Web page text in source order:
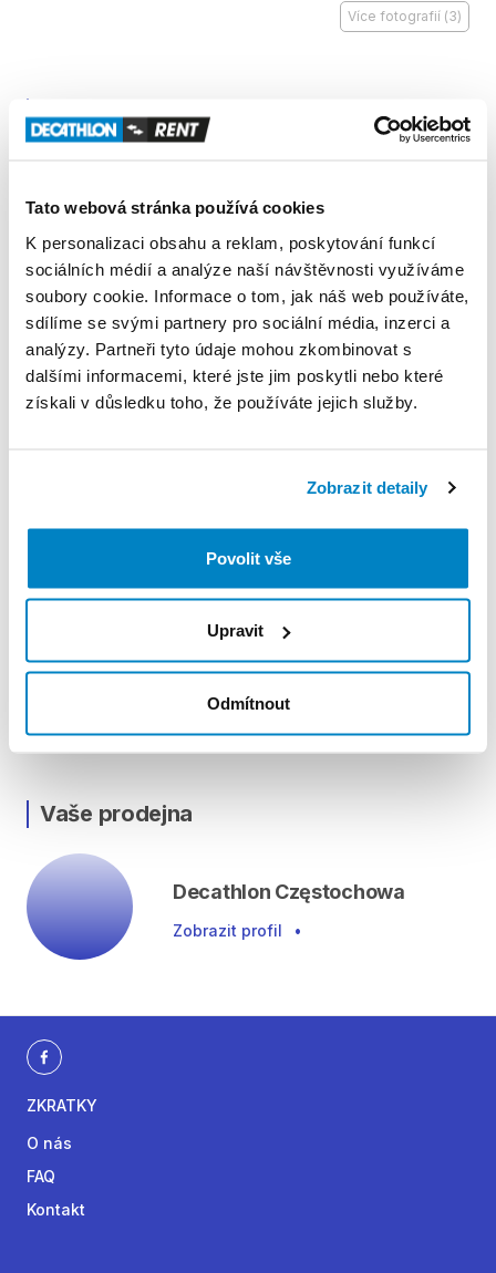
Tato webová stránka používá cookies
K personalizaci obsahu a reklam, poskytování funkcí
sociálních médií a analýze naší návštěvnosti využíváme
soubory cookie. Informace o tom, jak náš web používáte,
sdílíme se svými partnery pro sociální média, inzerci a
analýzy. Partneři tyto údaje mohou zkombinovat s
dalšími informacemi, které jste jim poskytli nebo které
získali v důsledku toho, že používáte jejich služby.
Zobrazit detaily
Povolit vše
Upravit
Odmítnout
Více fotografií (3)
O tomto produktu
Produkt v obchodě
Pravidla Decathlon Rent
PODMÍNKY
Nie pobieramy kaucji za wypożyczenie tego
Zobrazit na mapě
Vaše prodejna
Decathlon Częstochowa
Zobrazit profil •
ZKRATKY
O nás
FAQ
Kontakt